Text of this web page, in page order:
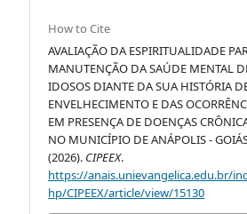
How to Cite
AVALIAÇÃO DA ESPIRITUALIDADE
MANUTENÇÃO DA SAÚDE MENTAL
IDOSOS DIANTE DA SUA HISTÓRIA
ENVELHECIMENTO E DAS
EM PRESENÇA DE DOENÇAS
NO MUNICÍPIO DE ANÁPOLIS -
(2026). CIPEEX.
https://anais.unievangelica.edu.br/
hp/CIPEEX/article/view/15130